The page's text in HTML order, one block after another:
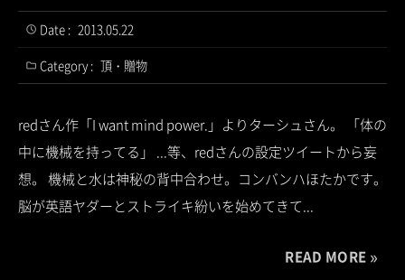
Date : 2013.05.22
Category : 頂・贈物
redさん作「I want mind power.」よりターシュさん。 「体の
中に機械を持ってる」 ...等、redさんの設定ツイートから妄
想。 機械と水は神秘の背中合わせ。コンバンハほたかです。
脳が英語ヤダーとストライキ紛いを始めてきて...
READ MORE